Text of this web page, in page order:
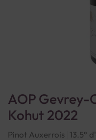
AOP Gevrey-
Kohut 2022
Pinot Auxerrois 13.5°